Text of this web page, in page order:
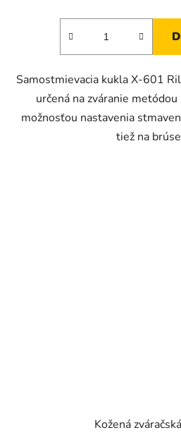
Samostmievacia kukla X-601
určená na zváranie
možnosťou nastavenia
tiež na
Kožená